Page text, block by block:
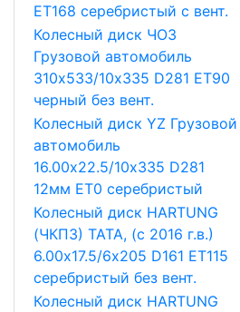
ET168 серебристый с вент.
Колесный диск ЧОЗ
Грузовой автомобиль
310х533/10х335 D281 ET90
черный без вент.
Колесный диск YZ Грузовой
автомобиль
16.00х22.5/10х335 D281
12мм ET0 серебристый
Колесный диск HARTUNG
(ЧКПЗ) TATA, (с 2016 г.в.)
6.00х17.5/6х205 D161 ET115
серебристый без вент.
Колесный диск HARTUNG